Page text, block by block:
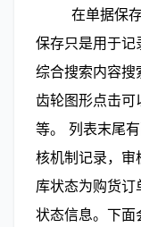
保存只是用于记
综合搜索内容搜
齿轮图形点击
等。 列表末尾
核机制记录，审
库状态为购货
状态信息。下面